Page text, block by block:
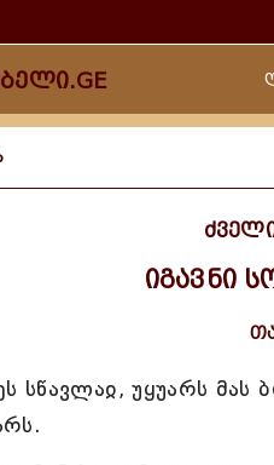
იგავნი
სწავლაჲ, უყუარს